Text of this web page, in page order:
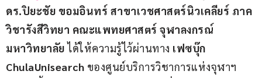
ดร.ปิยะชัย ขอมอินทร์ สาขาเวชศาสตร์นิวเคลียร์ ภาค
วิชารังสีวิทยา คณะแพทยศาสตร์ จุฬาลงกรณ์
มหาวิทยาลัย ได้ให้ความรู้ไว้ผ่านทาง เฟซบุ๊ก
ChulaUnisearch ของศูนย์บริการวิชาการแห่งจุฬาฯ